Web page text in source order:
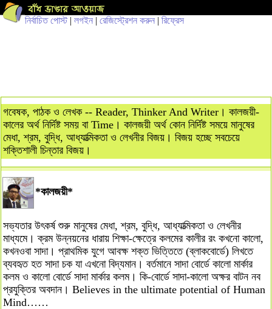
নির্বাচিত পোস্ট| লগইন | রেজিস্ট্রেশন করুন | রিফ্রেস
গবেষক, পাঠক ও লেখক -- Reader, Thinker And Writer। কালজয়ী-
কালের অর্থ নির্দিষ্ট সময় বা Time। কালজয়ী অর্থ কোন নির্দিষ্ট সময়ে মানুষের
মেধা, শ্রম, বুদ্ধি, আধ্যাত্মিকতা ও লেখনীর বিজয়। বিজয় হচ্ছে সবচেয়ে
শক্তিশালী চিন্তার বিজয়।
*কালজয়ী*
সভ্যতার উৎকর্ষ শুরু মানুষের মেধা, শ্রম, বুদ্ধি, আধ্যাত্মিকতা ও লেখনীর
মাধ্যমে। ক্রম উন্নয়নের ধারায় শিক্ষা-ক্ষেত্রে কলমের কালীর রং কখনো কালো,
কখনওবা সাদা। প্রাথমিক যুগে আবক্ষ শক্ত ভিত্তিতে (ব্লাকবোর্ডে) লিখতে
ব্যবহৃত হত সাদা চক যা এখনো বিদ্যমান। বর্তমানে সাদা বোর্ডে কালো মার্কার
কলম ও কালো বোর্ডে সাদা মার্কার কলম। কি-বোর্ডে সাদা-কালো অক্ষর বাটন নব
প্রযুক্তির অবদান। Believes in the ultimate potential of Human
Mind……